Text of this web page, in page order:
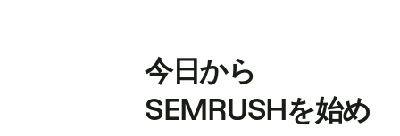
今日から
SEMRUSHを始め